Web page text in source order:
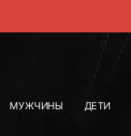
МУЖЧИНЫ ДЕТИ